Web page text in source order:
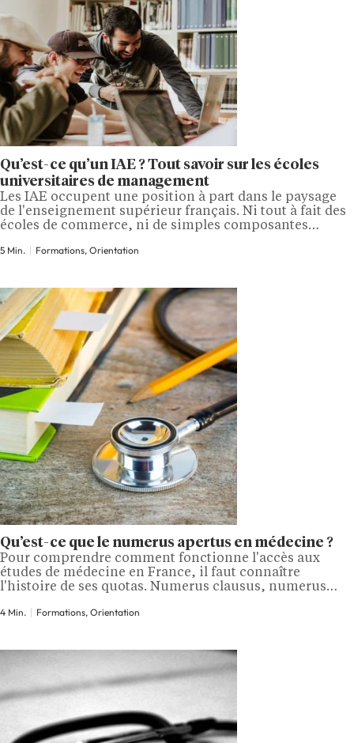
Qu’est-ce qu’un IAE ? Tout savoir sur les écoles
universitaires de management
Les IAE occupent une position à part dans le paysage
de l'enseignement supérieur français. Ni tout à fait des
écoles de commerce, ni de simples composantes
management reconnues par l'État, à des coûts bien
5 Min. Formations, Orientation
Qu’est-ce que le numerus apertus en médecine ?
Pour comprendre comment fonctionne l'accès aux
études de médecine en France, il faut connaître
l'histoire de ses quotas. Numerus clausus, numerus
changé trois fois en quelques années. Voici ce que
4 Min. Formations, Orientation